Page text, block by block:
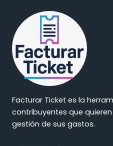
Facturar Ticket es la
contribuyentes que
gestión de sus gastos.